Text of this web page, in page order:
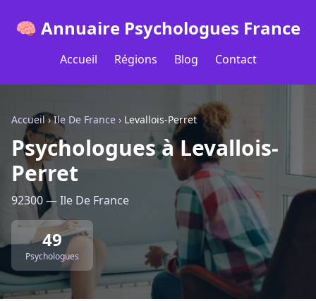
🧠 Annuaire Psychologues France
Accueil Régions Blog Contact
Accueil ›Ile De France › Levallois-Perret
Psychologues à Levallois-
Perret
92300 — Ile De France
49
Psychologues